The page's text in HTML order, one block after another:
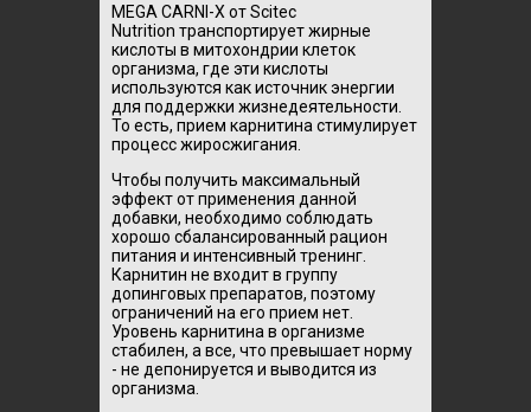
MEGA CARNI-X от Scitec
Nutrition транспортирует жирные
кислоты в митохондрии клеток
организма, где эти кислоты
используются как источник энергии
для поддержки жизнедеятельности.
То есть, прием карнитина стимулирует
процесс жиросжигания.
Чтобы получить максимальный
эффект от применения данной
добавки, необходимо соблюдать
хорошо сбалансированный рацион
питания и интенсивный тренинг.
Карнитин не входит в группу
допинговых препаратов, поэтому
ограничений на его прием нет.
Уровень карнитина в организме
стабилен, а все, что превышает норму
- не депонируется и выводится из
организма.